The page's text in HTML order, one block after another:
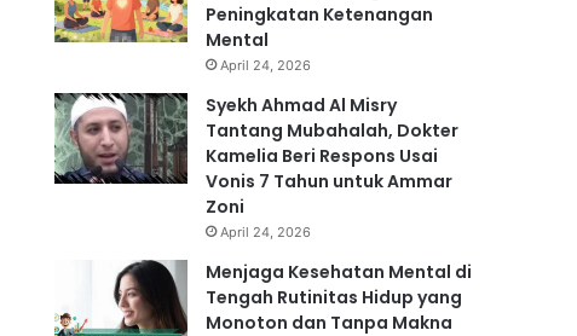
Peningkatan Ketenangan
Mental
April 24, 2026
Syekh Ahmad Al Misry
Tantang Mubahalah, Dokter
Kamelia Beri Respons Usai
Vonis 7 Tahun untuk Ammar
Zoni
April 24, 2026
Menjaga Kesehatan Mental di
Tengah Rutinitas Hidup yang
Monoton dan Tanpa Makna